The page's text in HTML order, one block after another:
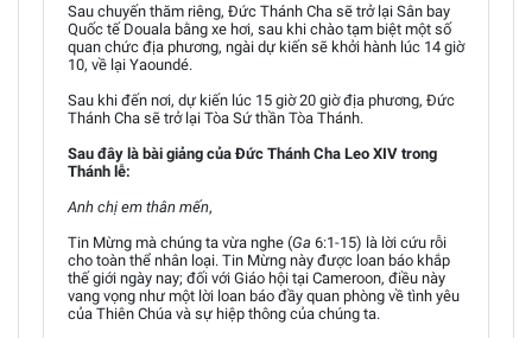
Sau chuyến thăm riêng, Đức Thánh Cha sẽ trở lại Sân bay
Quốc tế Douala bằng xe hơi, sau khi chào tạm biệt một số
quan chức địa phương, ngài dự kiến sẽ khởi hành lúc 14 giờ
10, về lại Yaoundé.
Sau khi đến nơi, dự kiến lúc 15 giờ 20 giờ địa phương, Đức
Thánh Cha sẽ trở lại Tòa Sứ thần Tòa Thánh.
Sau đây là bài giảng của Đức Thánh Cha Leo XIV trong
Thánh lễ:
Anh chị em thân mến,
Tin Mừng mà chúng ta vừa nghe (Ga 6:1-15) là lời cứu rỗi
cho toàn thể nhân loại. Tin Mừng này được loan báo khắp
thế giới ngày nay; đối với Giáo hội tại Cameroon, điều này
vang vọng như một lời loan báo đầy quan phòng về tình yêu
của Thiên Chúa và sự hiệp thông của chúng ta.